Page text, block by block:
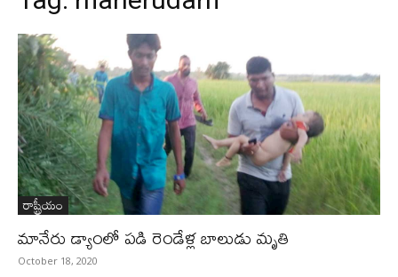
రాష్ట్రీయం
మానేరు డ్యాంలో పడి రెండేళ్ల బాలుడు మృతి
October 18, 2020